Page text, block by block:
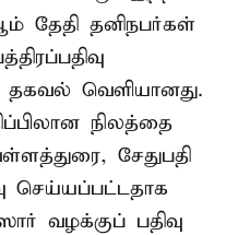
தேதி தனிநபர்கள்
தகவல் வெளியானது.
நிலத்தை
சேதுபதி
செய்யப்பட்டதாக
வழக்குப் பதிவு